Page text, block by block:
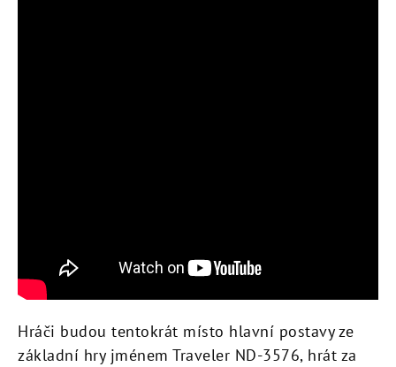
Hráči budou tentokrát místo hlavní postavy ze
základní hry jménem Traveler ND-3576, hrát za